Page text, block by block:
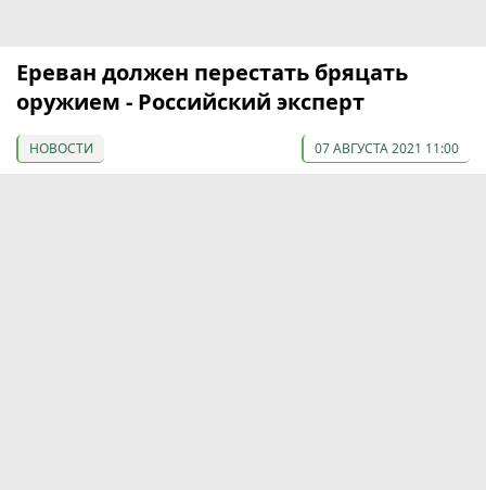
Ереван должен перестать бряцать
оружием - Российский эксперт
НОВОСТИ 07 АВГУСТА 2021 11:00